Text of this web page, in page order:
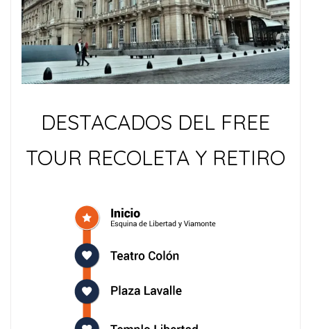
DESTACADOS DEL FREE
TOUR RECOLETA Y RETIRO